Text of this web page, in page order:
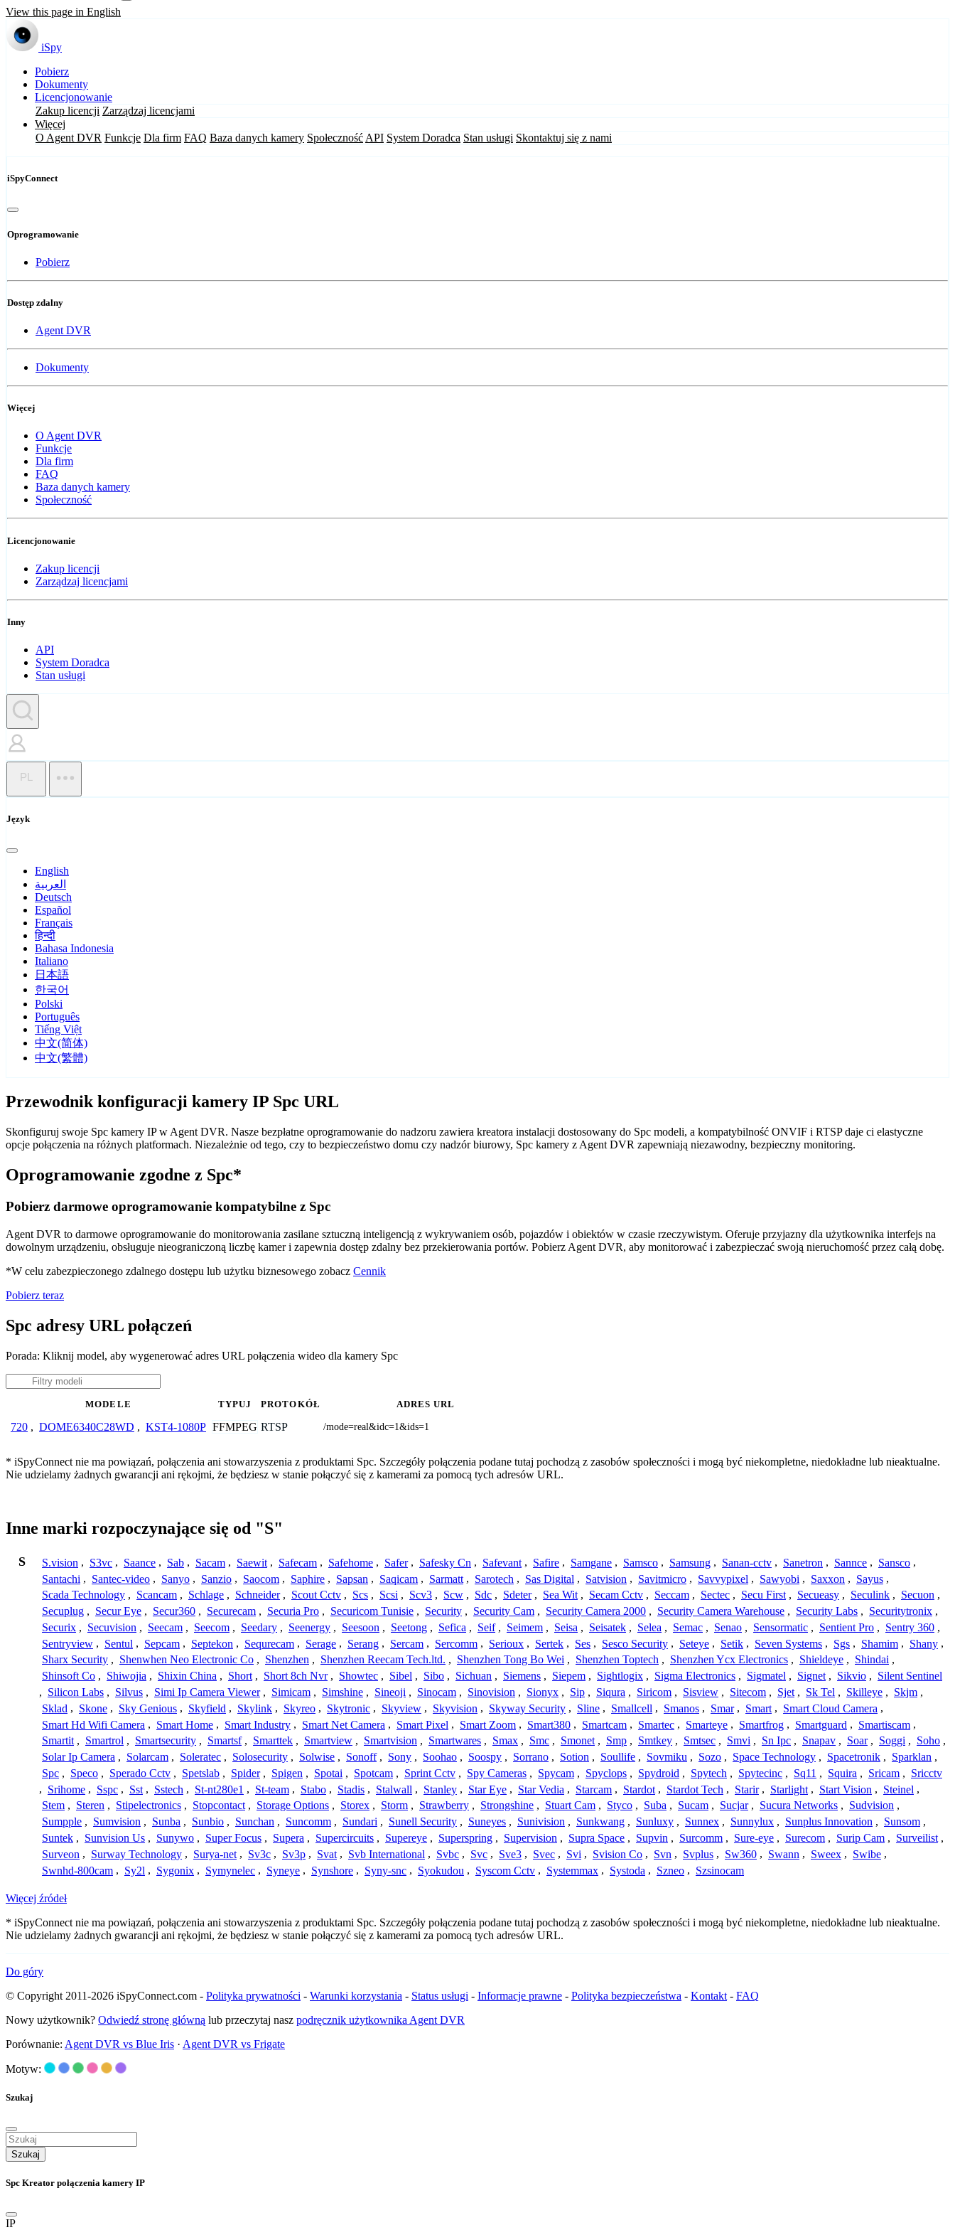
View this page in English
iSpy
Pobierz
Dokumenty
Licencjonowanie
Zakup licencji Zarządzaj licencjami
Więcej
O Agent DVR Funkcje Dla firm FAQ Baza danych kamery Społeczność API System Doradca Stan usługi Skontaktuj się z nami
iSpyConnect
Oprogramowanie
Pobierz
Dostęp zdalny
Agent DVR
Dokumenty
Więcej
O Agent DVR
Funkcje
Dla firm
FAQ
Baza danych kamery
Społeczność
Licencjonowanie
Zakup licencji
Zarządzaj licencjami
Inny
API
System Doradca
Stan usługi
PL
Język
English
العربية
Deutsch
Español
Français
हिन्दी
Bahasa Indonesia
Italiano
日本語
한국어
Polski
Português
Tiếng Việt
中文(简体)
中文(繁體)
Przewodnik konfiguracji kamery IP Spc URL
Skonfiguruj swoje Spc kamery IP w Agent DVR. Nasze bezpłatne oprogramowanie do nadzoru zawiera kreatora instalacji dostosowany do Spc modeli, a kompatybilność ONVIF i RTSP daje ci elastyczne
opcje połączenia na różnych platformach. Niezależnie od tego, czy to bezpieczeństwo domu czy nadzór biurowy, Spc kamery z Agent DVR zapewniają niezawodny, bezpieczny monitoring.
Oprogramowanie zgodne z Spc*
Pobierz darmowe oprogramowanie kompatybilne z Spc
Agent DVR to darmowe oprogramowanie do monitorowania zasilane sztuczną inteligencją z wykrywaniem osób, pojazdów i obiektów w czasie rzeczywistym. Oferuje przyjazny dla użytkownika interfejs na
dowolnym urządzeniu, obsługuje nieograniczoną liczbę kamer i zapewnia dostęp zdalny bez przekierowania portów. Pobierz Agent DVR, aby monitorować i zabezpieczać swoją nieruchomość przez całą dobę.
*W celu zabezpieczonego zdalnego dostępu lub użytku biznesowego zobacz Cennik
Pobierz teraz
Spc adresy URL połączeń
Porada: Kliknij model, aby wygenerować adres URL połączenia wideo dla kamery Spc
MODELE TYPUJ PROTOKÓŁ ADRES URL
720 , DOME6340C28WD , KST4-1080P FFMPEG RTSP /mode=real&idc=1&ids=1
* iSpyConnect nie ma powiązań, połączenia ani stowarzyszenia z produktami Spc. Szczegóły połączenia podane tutaj pochodzą z zasobów społeczności i mogą być niekompletne, niedokładne lub nieaktualne.
Nie udzielamy żadnych gwarancji ani rękojmi, że będziesz w stanie połączyć się z kamerami za pomocą tych adresów URL.
Inne marki rozpoczynające się od "S"
S S.vision , S3vc , Saance , Sab , Sacam , Saewit , Safecam , Safehome , Safer , Safesky Cn , Safevant , Safire , Samgane , Samsco , Samsung , Sanan-cctv , Sanetron , Sannce , Sansco ,
Santachi , Santec-video , Sanyo , Sanzio , Saocom , Saphire , Sapsan , Saqicam , Sarmatt , Sarotech , Sas Digital , Satvision , Savitmicro , Savvypixel , Sawyobi , Saxxon , Sayus ,
Scada Technology , Scancam , Schlage , Schneider , Scout Cctv , Scs , Scsi , Scv3 , Scw , Sdc , Sdeter , Sea Wit , Secam Cctv , Seccam , Sectec , Secu First , Secueasy , Seculink , Secuon ,
Secuplug , Secur Eye , Secur360 , Securecam , Securia Pro , Securicom Tunisie , Security , Security Cam , Security Camera 2000 , Security Camera Warehouse , Security Labs , Securitytronix ,
Securix , Secuvision , Seecam , Seecom , Seedary , Seenergy , Seesoon , Seetong , Sefica , Seif , Seimem , Seisa , Seisatek , Selea , Semac , Senao , Sensormatic , Sentient Pro , Sentry 360 ,
Sentryview , Sentul , Sepcam , Septekon , Sequrecam , Serage , Serang , Sercam , Sercomm , Serioux , Sertek , Ses , Sesco Security , Seteye , Setik , Seven Systems , Sgs , Shamim , Shany ,
Sharx Security , Shenwhen Neo Electronic Co , Shenzhen , Shenzhen Reecam Tech.ltd. , Shenzhen Tong Bo Wei , Shenzhen Toptech , Shenzhen Ycx Electronics , Shieldeye , Shindai ,
Shinsoft Co , Shiwojia , Shixin China , Short , Short 8ch Nvr , Showtec , Sibel , Sibo , Sichuan , Siemens , Siepem , Sightlogix , Sigma Electronics , Sigmatel , Signet , Sikvio , Silent Sentinel
, Silicon Labs , Silvus , Simi Ip Camera Viewer , Simicam , Simshine , Sineoji , Sinocam , Sinovision , Sionyx , Sip , Siqura , Siricom , Sisview , Sitecom , Sjet , Sk Tel , Skilleye , Skjm ,
Sklad , Skone , Sky Genious , Skyfield , Skylink , Skyreo , Skytronic , Skyview , Skyvision , Skyway Security , Sline , Smallcell , Smanos , Smar , Smart , Smart Cloud Camera ,
Smart Hd Wifi Camera , Smart Home , Smart Industry , Smart Net Camera , Smart Pixel , Smart Zoom , Smart380 , Smartcam , Smartec , Smarteye , Smartfrog , Smartguard , Smartiscam ,
Smartit , Smartrol , Smartsecurity , Smartsf , Smarttek , Smartview , Smartvision , Smartwares , Smax , Smc , Smonet , Smp , Smtkey , Smtsec , Smvi , Sn Ipc , Snapav , Soar , Soggi , Soho ,
Solar Ip Camera , Solarcam , Soleratec , Solosecurity , Solwise , Sonoff , Sony , Soohao , Soospy , Sorrano , Sotion , Soullife , Sovmiku , Sozo , Space Technology , Spacetronik , Sparklan ,
Spc , Speco , Sperado Cctv , Spetslab , Spider , Spigen , Spotai , Spotcam , Sprint Cctv , Spy Cameras , Spycam , Spyclops , Spydroid , Spytech , Spytecinc , Sq11 , Squira , Sricam , Sricctv
, Srihome , Sspc , Sst , Sstech , St-nt280e1 , St-team , Stabo , Stadis , Stalwall , Stanley , Star Eye , Star Vedia , Starcam , Stardot , Stardot Tech , Starir , Starlight , Start Vision , Steinel ,
Stem , Steren , Stipelectronics , Stopcontact , Storage Options , Storex , Storm , Strawberry , Strongshine , Stuart Cam , Styco , Suba , Sucam , Sucjar , Sucura Networks , Sudvision ,
Sumpple , Sumvision , Sunba , Sunbio , Sunchan , Suncomm , Sundari , Sunell Security , Suneyes , Sunivision , Sunkwang , Sunluxy , Sunnex , Sunnylux , Sunplus Innovation , Sunsom ,
Suntek , Sunvision Us , Sunywo , Super Focus , Supera , Supercircuits , Supereye , Superspring , Supervision , Supra Space , Supvin , Surcomm , Sure-eye , Surecom , Surip Cam , Surveilist ,
Surveon , Surway Technology , Surya-net , Sv3c , Sv3p , Svat , Svb International , Svbc , Svc , Sve3 , Svec , Svi , Svision Co , Svn , Svplus , Sw360 , Swann , Sweex , Swibe ,
Swnhd-800cam , Sy2l , Sygonix , Symynelec , Syneye , Synshore , Syny-snc , Syokudou , Syscom Cctv , Systemmax , Systoda , Szneo , Szsinocam
Więcej źródeł
* iSpyConnect nie ma powiązań, połączenia ani stowarzyszenia z produktami Spc. Szczegóły połączenia podane tutaj pochodzą z zasobów społeczności i mogą być niekompletne, niedokładne lub nieaktualne.
Nie udzielamy żadnych gwarancji ani rękojmi, że będziesz w stanie połączyć się z kamerami za pomocą tych adresów URL.
Do góry
© Copyright 2011-2026 iSpyConnect.com - Polityka prywatności - Warunki korzystania - Status usługi - Informacje prawne - Polityka bezpieczeństwa - Kontakt - FAQ
Nowy użytkownik? Odwiedź stronę główną lub przeczytaj nasz podręcznik użytkownika Agent DVR
Porównanie: Agent DVR vs Blue Iris · Agent DVR vs Frigate
Motyw:
Szukaj
Szukaj
Spc Kreator połączenia kamery IP
IP